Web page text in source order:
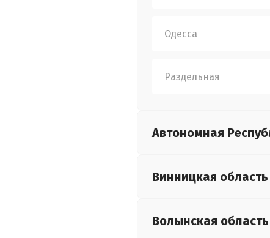
Одесса
Раздельная
Автономная
Винницкая область
Волынская область